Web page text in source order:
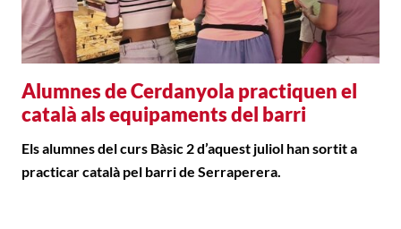
Alumnes de Cerdanyola practiquen el
català als equipaments del barri
Els alumnes del curs Bàsic 2 d’aquest juliol han sortit a
practicar català pel barri de Serraperera.